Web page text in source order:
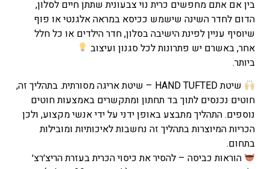
בין אם אתם מחפשים כרית נוי צבעונית שתתן חיים לסלון,
הדום לחדר השינה שישמש ככיסא במראה אלגנטי או פוף
שיוסיף עניין לפינת הישיבה בסלון, חדר הילדים או כל חלל
אחר, באשרם יש פתרונות לכל סגנון ועיצוב
ביותר.
שיטת HAND TUFTED – שיטת אריגה מסורתית. בתהליך זה,
חוטים נכנסים לתוך בד תחתון ומתקשרים באמצעות חוטים
נוספים. התהליך מתבצע באופן ידני על ידי אנשי מקצוע, ולכן
הכריות המיוצרות בתהליך זה נחשבות לאיכותיות ומובילות
בתחום.
הוראות כביסה – להסיר את כיסוי הכרית בעזרת הריצ׳רצ׳